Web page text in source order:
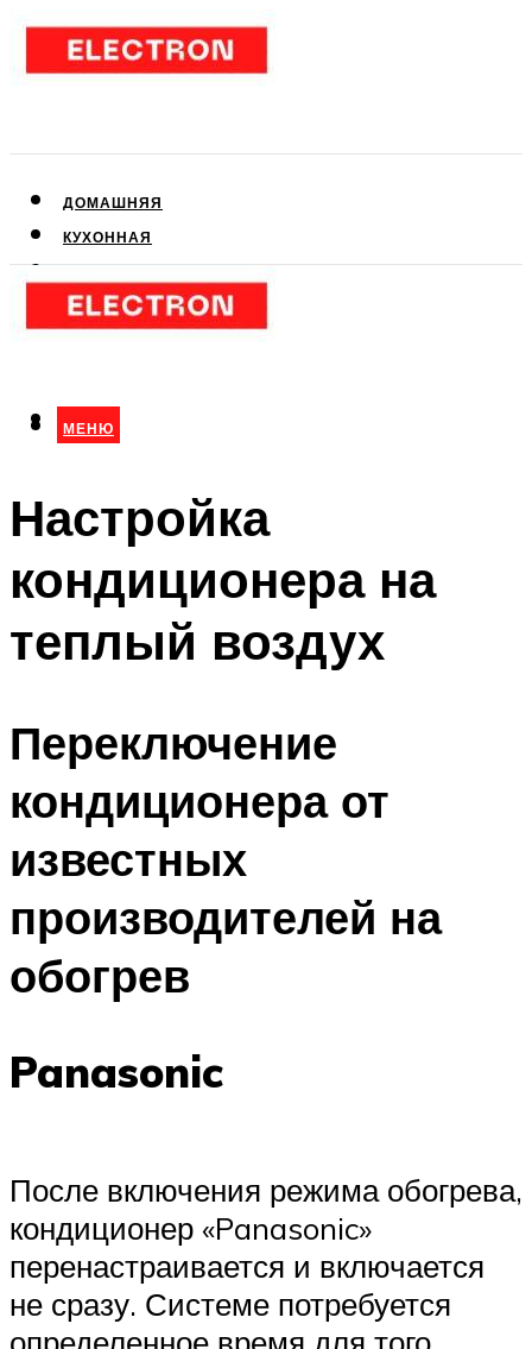
ДОМАШНЯЯ
КУХОННАЯ
КЛИМАТИЧЕСКАЯ
МЕНЮ
МЕНЮ
Настройка
кондиционера на
теплый воздух
Переключение
кондиционера от
известных
производителей на
обогрев
Panasonic
После включения режима обогрева,
кондиционер «Panasonic»
перенастраивается и включается
не сразу. Системе потребуется